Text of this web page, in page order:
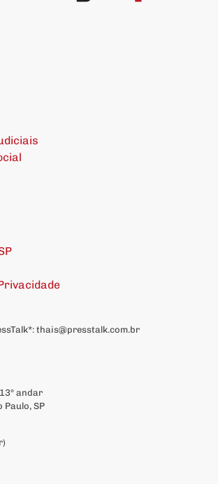
thais@presstalk.com.br
andar
Paulo, SP